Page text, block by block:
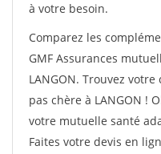
à votre besoin.
Comparez les
GMF Assurances
LANGON. Trouvez
pas chère à LANGON !
votre mutuelle santé
Faites votre devis en